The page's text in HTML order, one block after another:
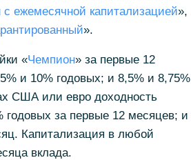
ежемесячной капитализацией»,
».
«Чемпион» за первые 12
и 10% годовых; и 8,5% и 8,75%
США или евро доходность
за первые 12 месяцев; и
Капитализация в любой
вклада.